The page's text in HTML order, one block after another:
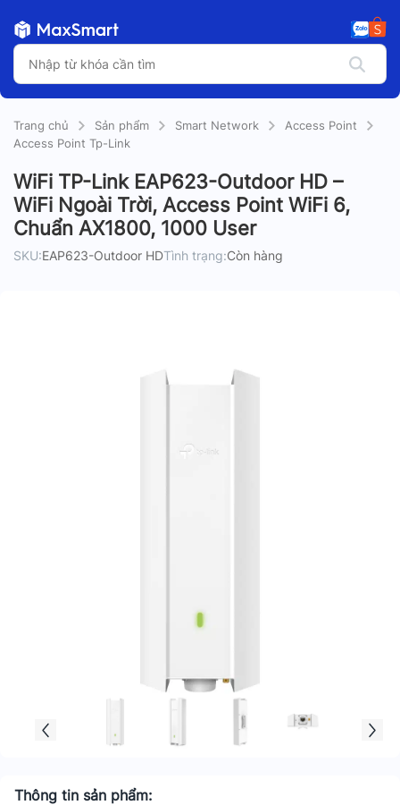
Trang chủ Sản phẩm Smart Network
Access Point
Access Point Tp-Link
WiFi TP-Link EAP623-Outdoor HD –
WiFi Ngoài Trời, Access Point WiFi 6,
Chuẩn AX1800, 1000 User
SKU:EAP623-Outdoor HDTình trạng:Còn hàng
Thông tin sản phẩm: